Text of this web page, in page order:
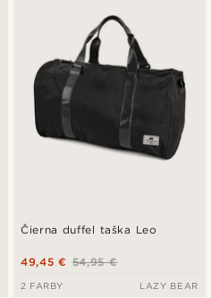
Čierna duffel taška Leo
54,95 €
49,45 €
2 FARBY LAZY BEAR